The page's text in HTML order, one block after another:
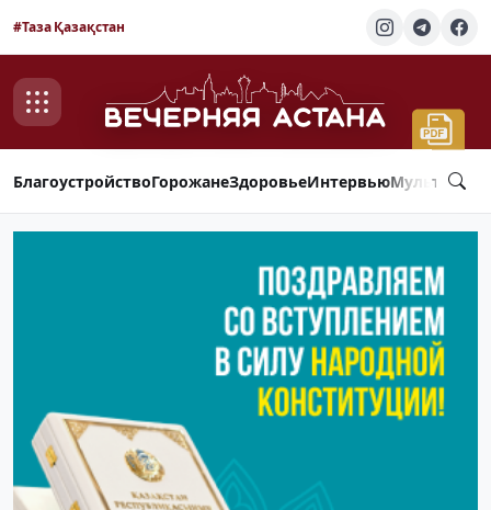
#Таза Қазақстан
БлагоустройствоГорожанеЗдоровьеИнтервью